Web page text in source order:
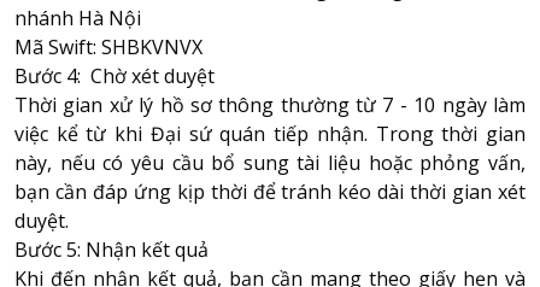
nhánh Hà Nội
Mã Swift: SHBKVNVX
Bước 4: Chờ xét duyệt
Thời gian xử lý hồ sơ thông thường từ 7 - 10 ngày làm
việc kể từ khi Đại sứ quán tiếp nhận. Trong thời gian
này, nếu có yêu cầu bổ sung tài liệu hoặc phỏng vấn,
bạn cần đáp ứng kịp thời để tránh kéo dài thời gian xét
duyệt.
Bước 5: Nhận kết quả
Khi đến nhận kết quả, bạn cần mang theo giấy hẹn và